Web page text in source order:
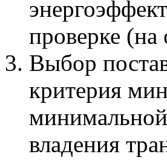
проверке
Выбор
критерия
владения